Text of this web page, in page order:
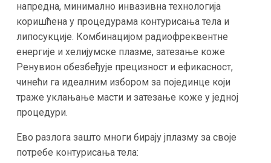
напредна, минимално инвазивна технологија
коришћена у процедурама контурисања тела и
липосукције. Комбинацијом радиофреквентне
енергије и хелијумске плазме, затезање коже
Ренувион обезбеђује прецизност и ефикасност,
чинећи га идеалним избором за појединце који
траже уклањање масти и затезање коже у једној
процедури.
Ево разлога зашто многи бирају jплазму за своје
потребе контурисања тела: